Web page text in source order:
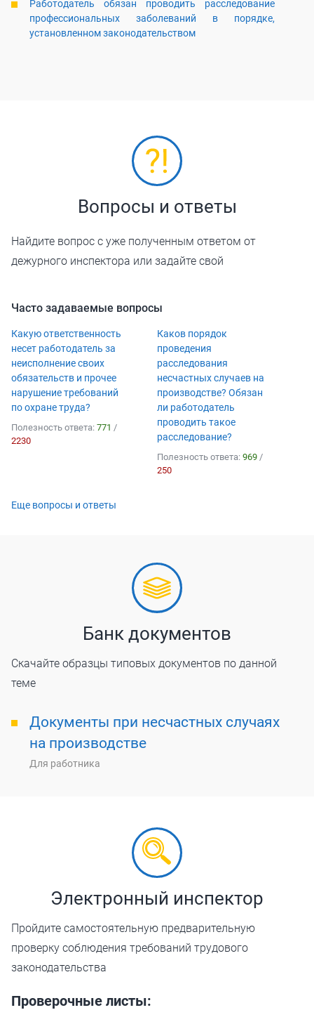
Работодатель обязан проводить расследование
профессиональных заболеваний в порядке,
установленном законодательством
Вопросы и ответы
Найдите вопрос с уже полученным ответом от
дежурного инспектора или задайте свой
Часто задаваемые вопросы
Какую ответственность
несет работодатель за
неисполнение своих
обязательств и прочее
нарушение требований
по охране труда?
Полезность ответа: 771 /
2230
Каков порядок
проведения
расследования
несчастных случаев на
производстве? Обязан
ли работодатель
проводить такое
расследование?
Полезность ответа: 969 /
250
Еще вопросы и ответы
Банк документов
Скачайте образцы типовых документов по данной
теме
Документы при несчастных случаях
на производстве
Для работника
Электронный инспектор
Пройдите самостоятельную предварительную
проверку соблюдения требований трудового
законодательства
Проверочные листы: